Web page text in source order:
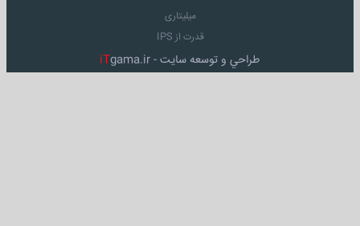
میلیتاری
قدرت از IPS
طراحي و توسعه سايت - iTgama.ir